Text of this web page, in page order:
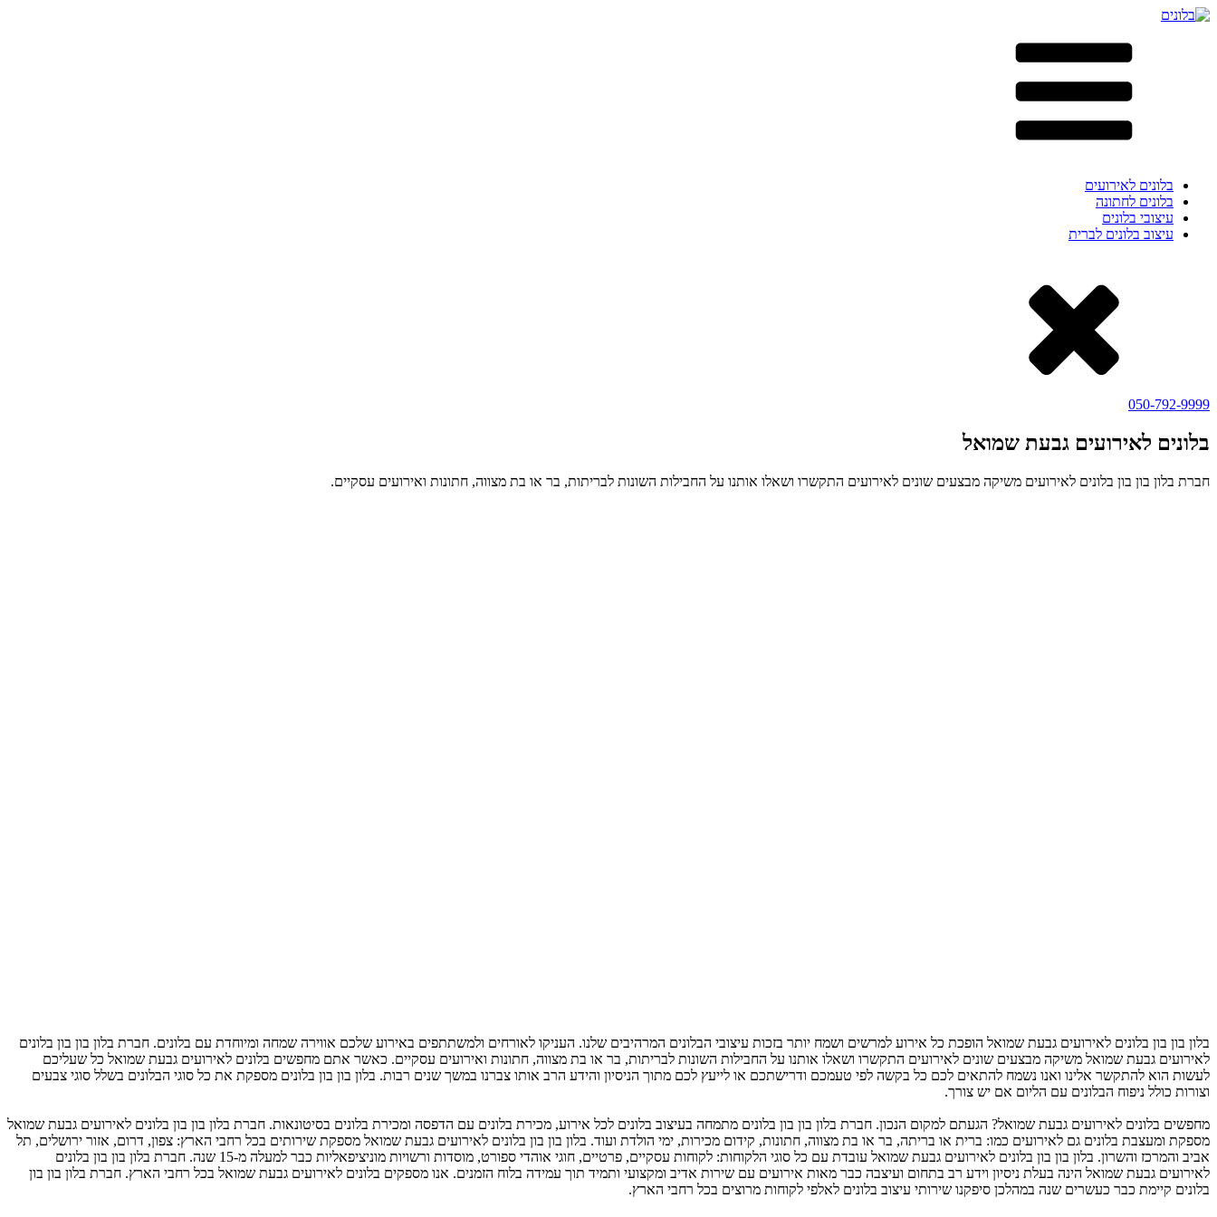
בלונים לאירועים
בלונים לחתונה
עיצובי בלונים
עיצוב בלונים לברית
050-792-9999
בלונים לאירועים גבעת שמואל
חברת בלון בון בון בלונים לאירועים משיקה מבצעים שונים לאירועים התקשרו ושאלו אותנו על החבילות השונות לבריתות, בר או בת מצווה, חתונות ואירועים עסקיים.
בלון בון בון בלונים לאירועים גבעת שמואל הופכת כל אירוע למרשים ושמח יותר בזכות עיצובי הבלונים המרהיבים שלנו. העניקו לאורחים ולמשתתפים באירוע שלכם אווירה שמחה ומיוחדת עם בלונים. חברת בלון בון בון בלונים
לאירועים גבעת שמואל משיקה מבצעים שונים לאירועים התקשרו ושאלו אותנו על החבילות השונות לבריתות, בר או בת מצווה, חתונות ואירועים עסקיים. כאשר אתם מחפשים בלונים לאירועים גבעת שמואל כל שעליכם
לעשות הוא להתקשר אלינו ואנו נשמח להתאים לכם כל בקשה לפי טעמכם ודרישתכם או לייעץ לכם מתוך הניסיון והידע הרב אותו צברנו במשך שנים רבות. בלון בון בון בלונים מספקת את כל סוגי הבלונים בשלל סוגי צבעים
וצורות כולל ניפוח הבלונים עם הליום אם יש צורך.
מחפשים בלונים לאירועים גבעת שמואל? הגעתם למקום הנכון. חברת בלון בון בון בלונים מתמחה בעיצוב בלונים לכל אירוע, מכירת בלונים עם הדפסה ומכירת בלונים בסיטונאות. חברת בלון בון בון בלונים לאירועים גבעת שמואל
מספקת ומעצבת בלונים גם לאירועים כמו: ברית או בריתה, בר או בת מצווה, חתונות, קידום מכירות, ימי הולדת ועוד. בלון בון בון בלונים לאירועים גבעת שמואל מספקת שירותים בכל רחבי הארץ: צפון, דרום, אזור ירושלים, תל
אביב והמרכז והשרון. בלון בון בון בלונים לאירועים גבעת שמואל עובדת עם כל סוגי הלקוחות: לקוחות עסקיים, פרטיים, חוגי אוהדי ספורט, מוסדות ורשויות מוניציפאליות כבר למעלה מ-15 שנה. חברת בלון בון בון בלונים
לאירועים גבעת שמואל הינה בעלת ניסיון וידע רב בתחום ועיצבה כבר מאות אירועים עם שירות אדיב ומקצועי ותמיד תוך עמידה בלוח הזמנים. אנו מספקים בלונים לאירועים גבעת שמואל בכל רחבי הארץ. חברת בלון בון בון
בלונים קיימת כבר כעשרים שנה במהלכן סיפקנו שירותי עיצוב בלונים לאלפי לקוחות מרוצים בכל רחבי הארץ.